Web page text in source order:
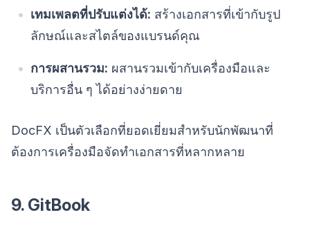
เทมเพลตที่ปรับแต่งได้: สร้างเอกสารที่เข้ากับรูป
ลักษณ์และสไตล์ของแบรนด์คุณ
การผสานรวม: ผสานรวมเข้ากับเครื่องมือและ
บริการอื่น ๆ ได้อย่างง่ายดาย
DocFX เป็นตัวเลือกที่ยอดเยี่ยมสำหรับนักพัฒนาที่
ต้องการเครื่องมือจัดทำเอกสารที่หลากหลาย
9. GitBook